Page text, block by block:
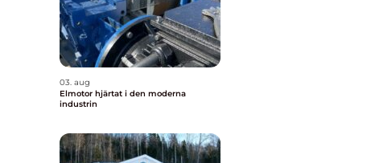
03. aug
Elmotor hjärtat i den moderna
industrin